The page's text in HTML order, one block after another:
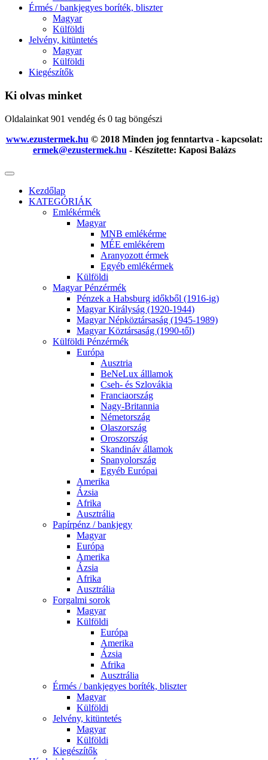
Érmés / bankjegyes boríték, bliszter
Magyar
Külföldi
Jelvény, kitüntetés
Magyar
Külföldi
Kiegészítők
Ki olvas minket
Oldalainkat 901 vendég és 0 tag böngészi
www.ezustermek.hu © 2018 Minden jog fenntartva - kapcsolat:
ermek@ezustermek.hu - Készítette: Kaposi Balázs
Kezdőlap
KATEGÓRIÁK
Emlékérmék
Magyar
MNB emlékérme
MÉE emlékérem
Aranyozott érmek
Egyéb emlékérmek
Külföldi
Magyar Pénzérmék
Pénzek a Habsburg időkből (1916-ig)
Magyar Királyság (1920-1944)
Magyar Népköztársaság (1945-1989)
Magyar Köztársaság (1990-től)
Külföldi Pénzérmék
Európa
Ausztria
BeNeLux álllamok
Cseh- és Szlovákia
Franciaország
Nagy-Britannia
Németország
Olaszország
Oroszország
Skandináv államok
Spanyolország
Egyéb Európai
Amerika
Ázsia
Afrika
Ausztrália
Papírpénz / bankjegy
Magyar
Európa
Amerika
Ázsia
Afrika
Ausztrália
Forgalmi sorok
Magyar
Külföldi
Európa
Amerika
Ázsia
Afrika
Ausztrália
Érmés / bankjegyes boríték, bliszter
Magyar
Külföldi
Jelvény, kitüntetés
Magyar
Külföldi
Kiegészítők